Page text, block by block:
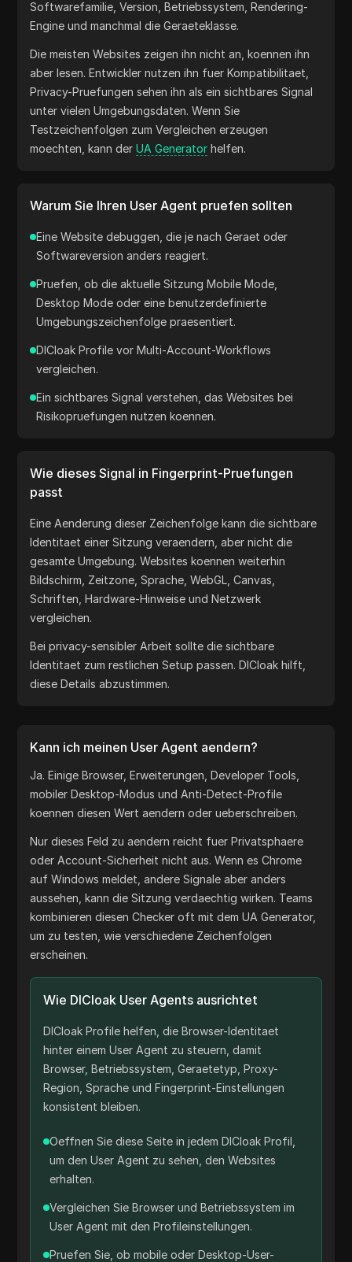
Softwarefamilie, Version, Betriebssystem, Rendering-
Engine und manchmal die Geraeteklasse.
Die meisten Websites zeigen ihn nicht an, koennen ihn
aber lesen. Entwickler nutzen ihn fuer Kompatibilitaet,
Privacy-Pruefungen sehen ihn als ein sichtbares Signal
unter vielen Umgebungsdaten. Wenn Sie
Testzeichenfolgen zum Vergleichen erzeugen
moechten, kann derUA Generator helfen.
Warum Sie Ihren User Agent pruefen sollten
Eine Website debuggen, die je nach Geraet oder
Softwareversion anders reagiert.
Pruefen, ob die aktuelle Sitzung Mobile Mode,
Desktop Mode oder eine benutzerdefinierte
Umgebungszeichenfolge praesentiert.
DICloak Profile vor Multi-Account-Workflows
vergleichen.
Ein sichtbares Signal verstehen, das Websites bei
Risikopruefungen nutzen koennen.
Wie dieses Signal in Fingerprint-Pruefungen
passt
Eine Aenderung dieser Zeichenfolge kann die sichtbare
Identitaet einer Sitzung veraendern, aber nicht die
gesamte Umgebung. Websites koennen weiterhin
Bildschirm, Zeitzone, Sprache, WebGL, Canvas,
Schriften, Hardware-Hinweise und Netzwerk
vergleichen.
Bei privacy-sensibler Arbeit sollte die sichtbare
Identitaet zum restlichen Setup passen. DICloak hilft,
diese Details abzustimmen.
Kann ich meinen User Agent aendern?
Ja. Einige Browser, Erweiterungen, Developer Tools,
mobiler Desktop-Modus und Anti-Detect-Profile
koennen diesen Wert aendern oder ueberschreiben.
Nur dieses Feld zu aendern reicht fuer Privatsphaere
oder Account-Sicherheit nicht aus. Wenn es Chrome
auf Windows meldet, andere Signale aber anders
aussehen, kann die Sitzung verdaechtig wirken. Teams
kombinieren diesen Checker oft mit dem UA Generator,
um zu testen, wie verschiedene Zeichenfolgen
erscheinen.
Wie DICloak User Agents ausrichtet
DICloak Profile helfen, die Browser-Identitaet
hinter einem User Agent zu steuern, damit
Browser, Betriebssystem, Geraetetyp, Proxy-
Region, Sprache und Fingerprint-Einstellungen
konsistent bleiben.
Oeffnen Sie diese Seite in jedem DICloak Profil,
um den User Agent zu sehen, den Websites
erhalten.
Vergleichen Sie Browser und Betriebssystem im
User Agent mit den Profileinstellungen.
Pruefen Sie, ob mobile oder Desktop-User-